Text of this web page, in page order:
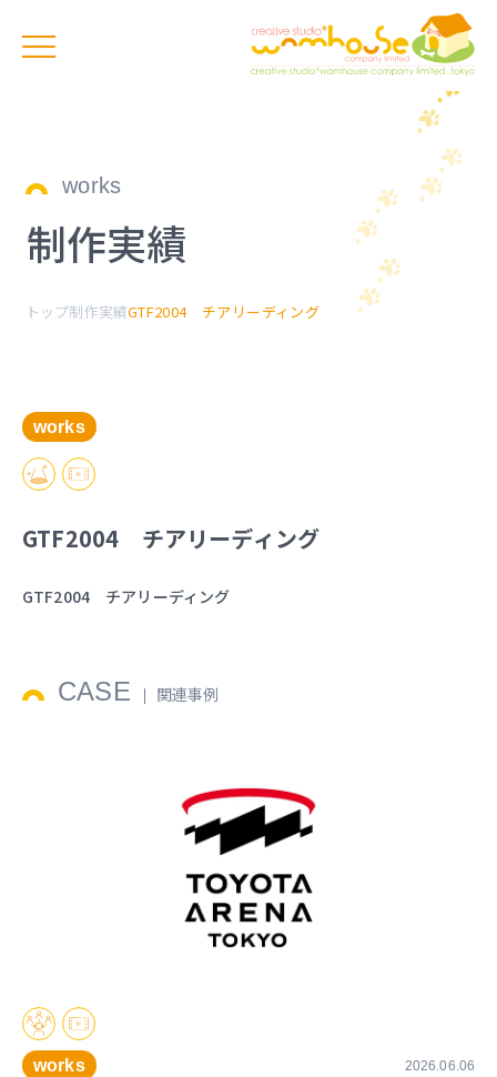
works
制作実績
トップ制作実績GTF2004 チアリーディング
works
GTF2004 チアリーディング
GTF2004 チアリーディング
CASE 関連事例
works 2026.06.06